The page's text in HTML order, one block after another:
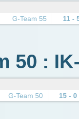
G-Team 55 11 -
50 :
G-Team 50 15 - 0